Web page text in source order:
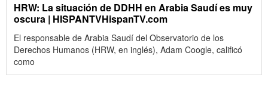
HRW: La situación de DDHH en Arabia Saudí es muy
oscura | HISPANTVHispanTV.com
El responsable de Arabia Saudí del Observatorio de los
Derechos Humanos (HRW, en inglés), Adam Coogle, calificó
como